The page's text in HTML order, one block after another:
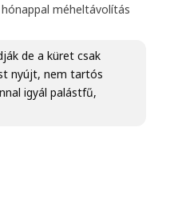
méheltávolítás
de a küret csak
nyújt, nem tartós
igyál palástfű,